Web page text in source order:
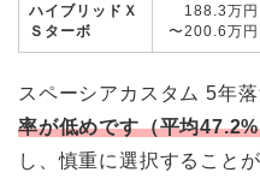
ハイブリッドＸ
Ｓターボ
188.3万円
〜200.6万円
スペーシアカスタム 5年
率が低めです（平均
し、慎重に選択すること